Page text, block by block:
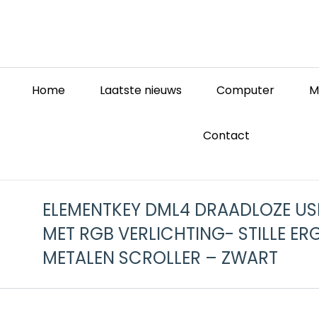
Home Laatste nieuws Computer
Contact
ELEMENTKEY DML4 DRAADLOZE
MET RGB VERLICHTING- STILLE
METALEN SCROLLER – ZWART